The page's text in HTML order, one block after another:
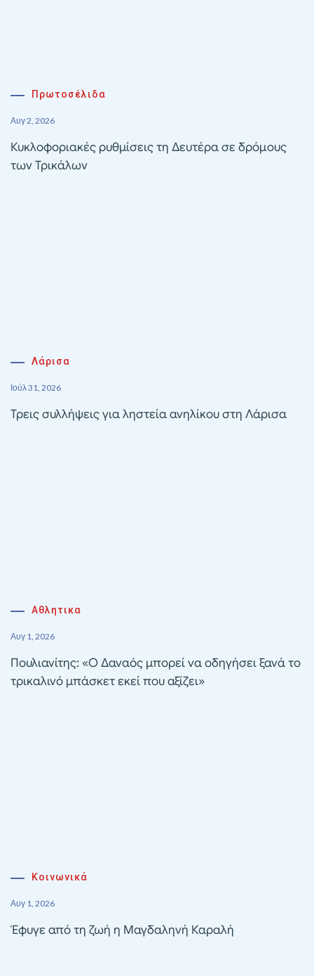
Πρωτοσέλιδα
Αυγ 2, 2026
Κυκλοφοριακές ρυθμίσεις τη Δευτέρα σε δρόμους
των Τρικάλων
Λάρισα
Ιούλ 31, 2026
Τρεις συλλήψεις για ληστεία ανηλίκου στη Λάρισα
Αθλητικα
Αυγ 1, 2026
Πουλιανίτης: «Ο Δαναός μπορεί να οδηγήσει ξανά το
τρικαλινό μπάσκετ εκεί που αξίζει»
Κοινωνικά
Αυγ 1, 2026
Έφυγε από τη ζωή η Μαγδαληνή Καραλή